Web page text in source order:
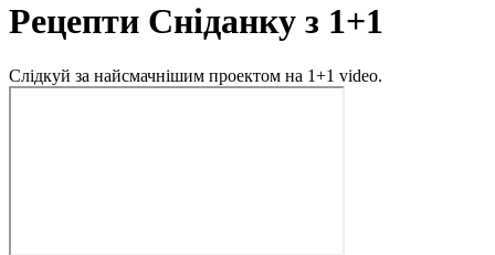
Рецепти Сніданку з 1+1
Слідкуй за найсмачнішим проектом на 1+1 video.